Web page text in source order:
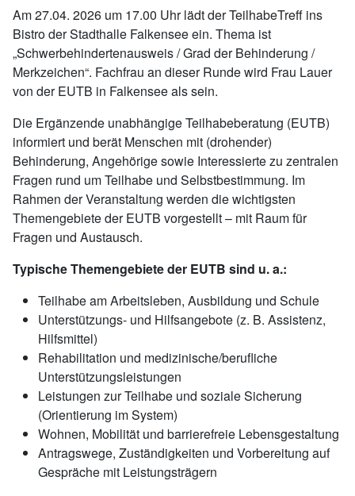
Am 27.04. 2026 um 17.00 Uhr lädt der TeilhabeTreff ins
Bistro der Stadthalle Falkensee ein. Thema ist
„Schwerbehindertenausweis / Grad der Behinderung /
Merkzeichen“. Fachfrau an dieser Runde wird Frau Lauer
von der EUTB in Falkensee als sein.
Die Ergänzende unabhängige Teilhabeberatung (EUTB)
informiert und berät Menschen mit (drohender)
Behinderung, Angehörige sowie Interessierte zu zentralen
Fragen rund um Teilhabe und Selbstbestimmung. Im
Rahmen der Veranstaltung werden die wichtigsten
Themengebiete der EUTB vorgestellt – mit Raum für
Fragen und Austausch.
Typische Themengebiete der EUTB sind u. a.:
Teilhabe am Arbeitsleben, Ausbildung und Schule
Unterstützungs- und Hilfsangebote (z. B. Assistenz,
Hilfsmittel)
Rehabilitation und medizinische/berufliche
Unterstützungsleistungen
Leistungen zur Teilhabe und soziale Sicherung
(Orientierung im System)
Wohnen, Mobilität und barrierefreie Lebensgestaltung
Antragswege, Zuständigkeiten und Vorbereitung auf
Gespräche mit Leistungsträgern